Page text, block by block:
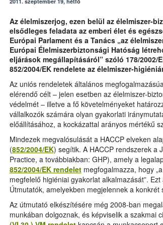
Az élelmiszerjog, ezen belül az élelmiszer-
elsődleges feladata az emberi élet és
Európai Parlament és a Tanács „az
Európai Élelmiszerbiztonsági Hatóság
eljárások megállapításáról” szóló 178/2002/
852/2004/EK rendelete az élelmiszer-
Az uniós rendeletek általános
elérendő célt – jelen esetben az élelmiszer-
védelmét – illetve a fő követelményeket
vállalkozók számára olyan gyakorlati
előállításához, a kockázattal arányos mértékű
Mindezek megvalósulását a HACCP elveken
(852/2004/EK) segítik. A HACCP rendszerek a
Practice, a továbbiakban: GHP), amely a
852/2004/EK rendeletmegfogalmazza, hogy
megfelelő higiéniai gyakorlat alkalmazását”.
Útmutatók, amelyekben megjelennek a konkrét
Az útmutató elkészítésére még 2008-ban
munkában dolgoznak, és képviselik a szakmai